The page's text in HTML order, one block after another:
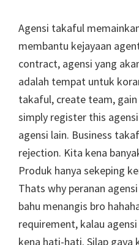
Agensi takaful
membantu kejayaan
contract, agensi yang
adalah tempat untuk
takaful, create team,
simply register this
agensi lain. Business
rejection. Kita kena
Produk hanya sekeping
Thats why peranan
bahu menangis bro
requirement, kalau
kena hati-hati. Silap gaya